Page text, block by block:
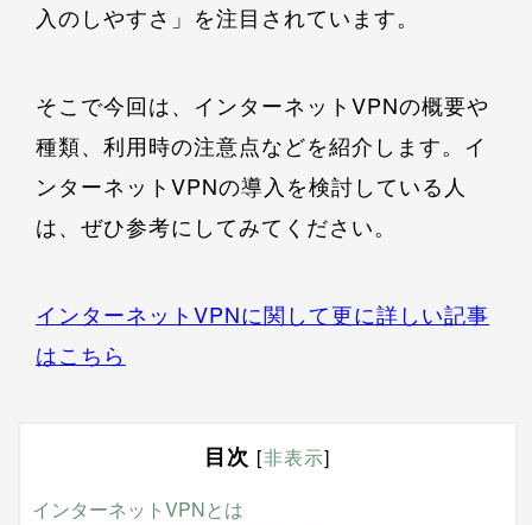
入のしやすさ」を注目されています。
そこで今回は、インターネットVPNの概要や
種類、利用時の注意点などを紹介します。イ
ンターネットVPNの導入を検討している人
は、ぜひ参考にしてみてください。
インターネットVPNに関して更に詳しい記事
はこちら
目次 [非表示]
インターネットVPNとは